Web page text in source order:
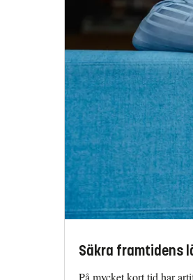
Säkra framtidens
På mycket kort tid har